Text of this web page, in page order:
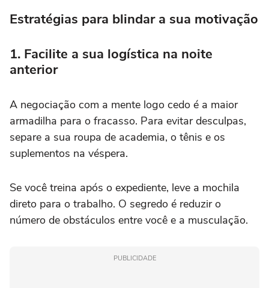
Estratégias para blindar a sua motivação
1. Facilite a sua logística na noite
anterior
A negociação com a mente logo cedo é a maior
armadilha para o fracasso. Para evitar desculpas,
separe a sua roupa de academia, o tênis e os
suplementos na véspera.
Se você treina após o expediente, leve a mochila
direto para o trabalho. O segredo é reduzir o
número de obstáculos entre você e a musculação.
PUBLICIDADE